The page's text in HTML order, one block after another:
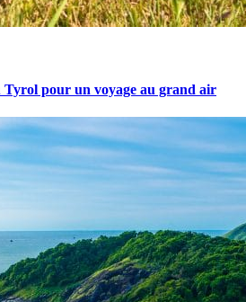
Tyrol pour un voyage au grand air